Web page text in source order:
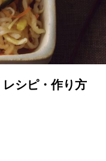
シピ・作り方